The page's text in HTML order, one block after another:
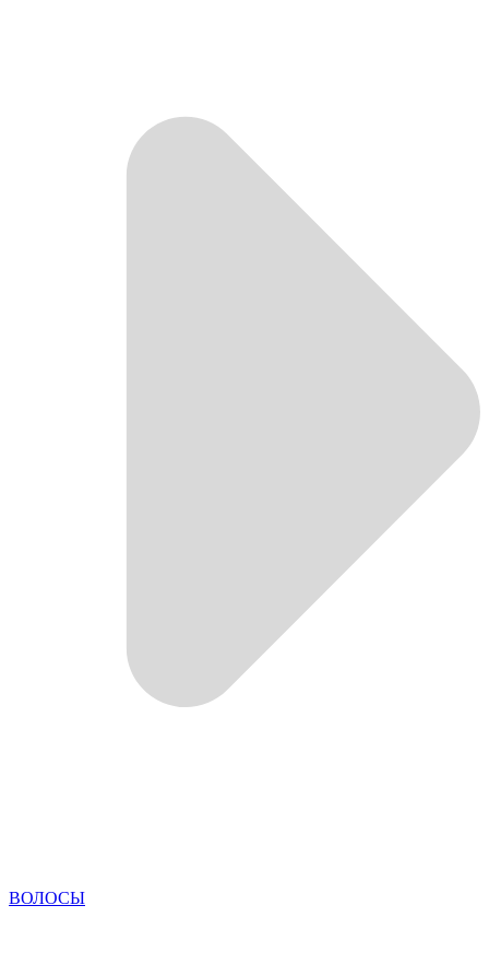
ВОЛОСЫ